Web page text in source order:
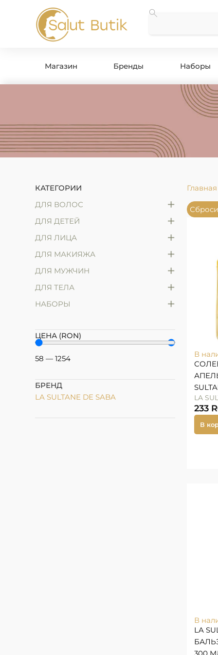
Магазин Бренды Наборы
КАТЕГОРИИ
ДЛЯ ВОЛОС
+
ДЛЯ ДЕТЕЙ +
ДЛЯ ЛИЦА +
ДЛЯ МАКИЯЖА +
ДЛЯ МУЖЧИН +
ДЛЯ ТЕЛА +
НАБОРЫ +
ЦЕНА (RON)
58 — 1254
БРЕНД
LA SULTANE DE SABA
Главная
В
LA
233
В
В
LA